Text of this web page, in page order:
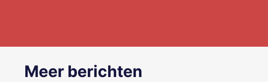
Meer berichten